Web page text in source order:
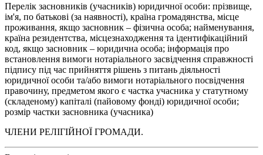
Перелік засновників (учасників) юридичної особи: прізвище,
ім'я, по батькові (за наявності), країна громадянства, місце
проживання, якщо засновник – фізична особа; найменування,
країна резидентства, місцезнаходження та ідентифікаційний
код, якщо засновник – юридична особа; інформація про
встановлення вимоги нотаріального засвідчення справжності
підпису під час прийняття рішень з питань діяльності
юридичної особи та/або вимоги нотаріального посвідчення
правочину, предметом якого є частка учасника у статутному
(складеному) капіталі (пайовому фонді) юридичної особи;
розмір частки засновника (учасника)
ЧЛЕНИ РЕЛІГІЙНОЇ ГРОМАДИ.